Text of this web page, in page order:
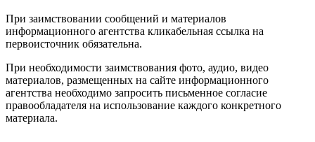
При заимствовании сообщений и материалов
информационного агентства кликабельная ссылка на
первоисточник обязательна.
При необходимости заимствования фото, аудио, видео
материалов, размещенных на сайте информационного
агентства необходимо запросить письменное согласие
правообладателя на использование каждого конкретного
материала.